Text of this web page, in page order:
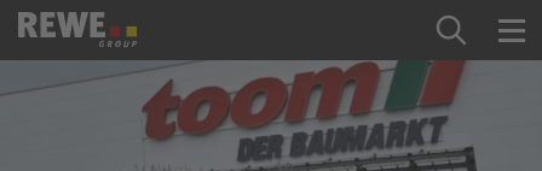
Zum Inhalt springen
Startseite